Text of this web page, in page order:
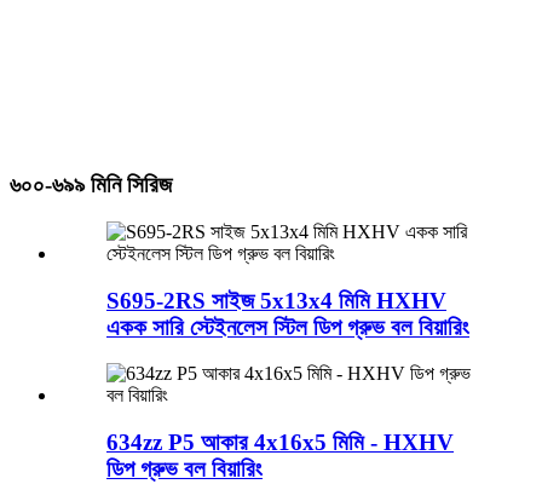
৬০০-৬৯৯ মিনি সিরিজ
S695-2RS সাইজ 5x13x4 মিমি HXHV
একক সারি স্টেইনলেস স্টিল ডিপ গ্রুভ বল বিয়ারিং
634zz P5 আকার 4x16x5 মিমি - HXHV
ডিপ গ্রুভ বল বিয়ারিং